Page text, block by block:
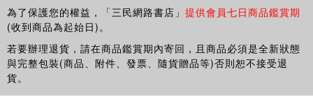
為了保護您的權益，「三民網路書店」 提供會員七日商品鑑賞期
(收到商品為起始日)。
若要辦理退貨，請在商品鑑賞期內寄回，且商品必須是全新狀態
與完整包裝(商品、附件、發票、隨貨贈品等)否則恕不接受退
貨。